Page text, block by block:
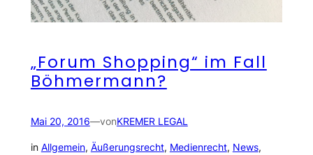
„Forum Shopping“ im Fall
Böhmermann?
Mai 20, 2016—vonKREMER LEGAL
in Allgemein, Äußerungsrecht, Medienrecht, News